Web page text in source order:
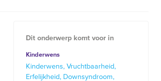
Dit onderwerp komt voor in
Kinderwens
Kinderwens Vruchtbaarheid
Erfelijkheid
Downsyndroom